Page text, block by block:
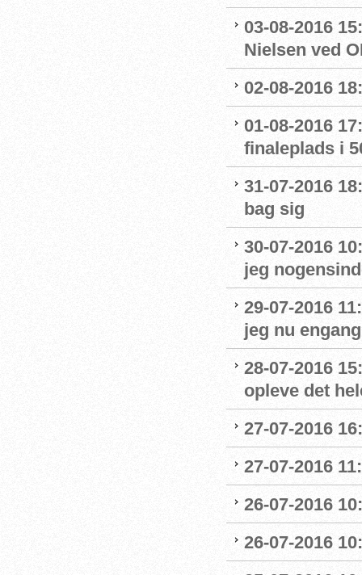
03-08-2016
Nielsen ved
02-08-2016
01-08-2016
finaleplads i
31-07-2016
bag sig
30-07-2016
jeg
29-07-2016
jeg nu
28-07-2016
opleve det
27-07-2016
27-07-2016
26-07-2016
26-07-2016